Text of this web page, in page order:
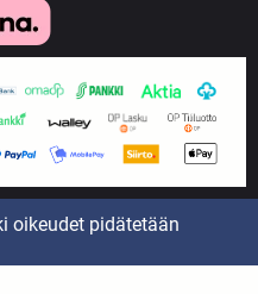
oikeudet pidätetään